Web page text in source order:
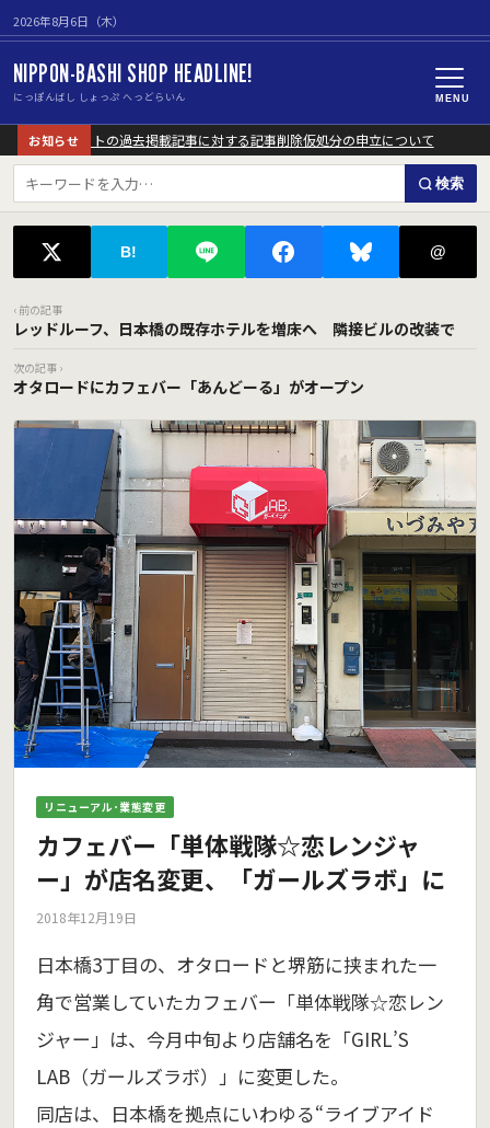
2026年8月6日（木）
NIPPON-BASHI SHOP HEADLINE!
にっぽんばし しょっぷ へっどらいん MENU
お知らせ
らせ】弊サイトの過去掲載記事に対する記事削除仮処分の申立について
検索
B! @
‹ 前の記事
レッドルーフ、日本橋の既存ホテルを増床へ 隣接ビルの改装で
次の記事 ›
オタロードにカフェバー「あんどーる」がオープン
リニューアル･業態変更
カフェバー「単体戦隊☆恋レンジャ
ー」が店名変更、「ガールズラボ」に
2018年12月19日
日本橋3丁目の、オタロードと堺筋に挟まれた一
角で営業していたカフェバー「単体戦隊☆恋レン
ジャー」は、今月中旬より店舗名を「GIRL’S
LAB（ガールズラボ）」に変更した。
同店は、日本橋を拠点にいわゆる“ライブアイド